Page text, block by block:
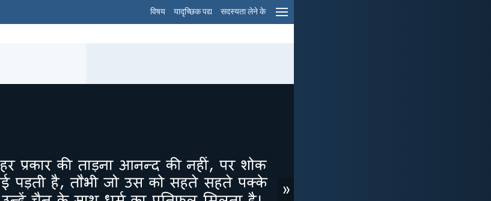
विषय यादृच्छिक पद्य सदस्यता लेने के
»